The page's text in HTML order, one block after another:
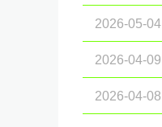
2026-05-04
2026-04-09
2026-04-08